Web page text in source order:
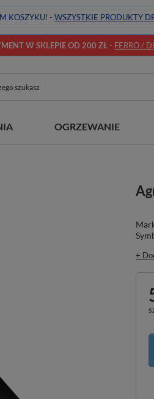
KOSZYKU! - WSZYSTKIE PRODUKTY
W SKLEPIE OD 200 ZŁ- FERRO /
OGRZEWANIE
+